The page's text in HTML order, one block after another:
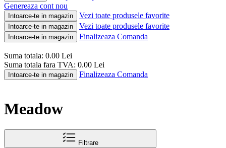
Genereaza cont nou
Intoarce-te in magazin Vezi toate produsele favorite
Intoarce-te in magazin Vezi toate produsele favorite
Intoarce-te in magazin Finalizeaza Comanda
Suma totala: 0.00 Lei
Suma totala fara TVA: 0.00 Lei
Intoarce-te in magazin Finalizeaza Comanda
Meadow
Filtrare